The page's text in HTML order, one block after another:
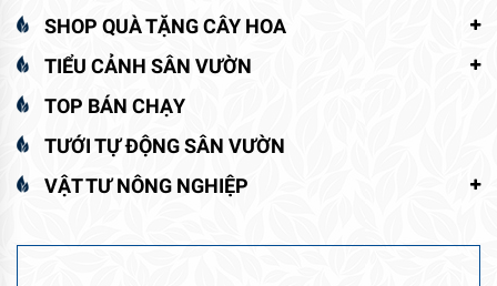
SHOP QUÀ TẶNG CÂY HOA
TIỂU CẢNH SÂN VƯỜN
TOP BÁN CHẠY
TƯỚI TỰ ĐỘNG SÂN VƯỜN
VẬT TƯ NÔNG NGHIỆP